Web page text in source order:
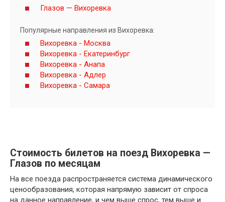
Глазов — Вихоревка
Популярные направления из Вихоревка:
Вихоревка - Москва
Вихоревка - Екатеринбург
Вихоревка - Анапа
Вихоревка - Адлер
Вихоревка - Самара
Стоимость билетов на поезд Вихоревка —
Глазов по месяцам
На все поезда распространяется система динамического
ценообразования, которая напрямую зависит от спроса
на данное направление, и чем выше спрос, тем выше и